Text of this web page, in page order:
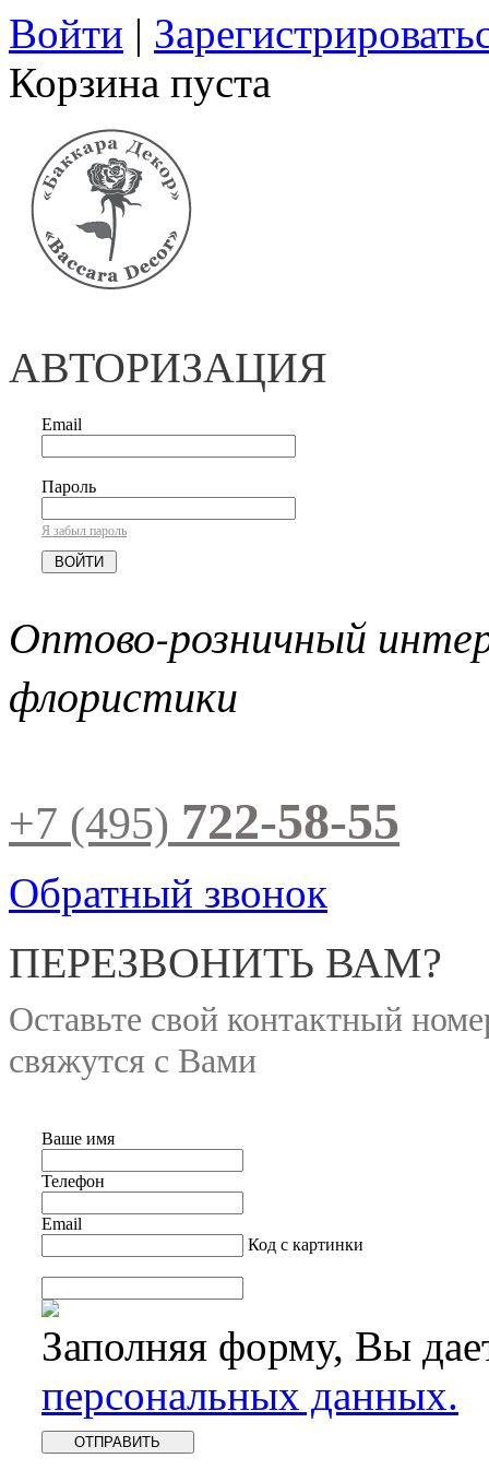
Войти |
Корзина пуста
АВТОРИЗАЦИЯ
Email
Пароль
Я забыл пароль
Оптово-розничный
флористики
+7 (495) 722-58-55
Обратный звонок
ПЕРЕЗВОНИТЬ ВАМ?
Оставьте свой контактный
свяжутся с Вами
Ваше имя
Телефон
Email
Код с картинки
Заполняя форму, Вы
персональных данных.